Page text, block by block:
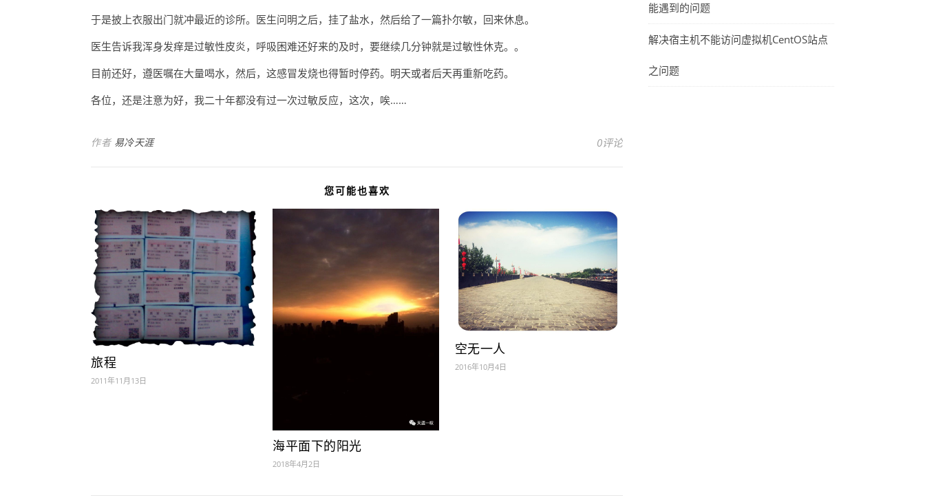
于是披上衣服出门就冲最近的诊所。医生问明之后，挂了盐水，然后给了一篇扑尔敏，回来休息。
医生告诉我浑身发痒是过敏性皮炎，呼吸困难还好来的及时，要继续几分钟就是过敏性休克。。
目前还好，遵医嘱在大量喝水，然后，这感冒发烧也得暂时停药。明天或者后天再重新吃药。
各位，还是注意为好，我二十年都没有过一次过敏反应，这次，唉……
作者 易冷天涯 0评论
您可能也喜欢
旅程
2011年11月13日
海平面下的阳光
2018年4月2日
空无一人
2016年10月4日
能遇到的问题
解决宿主机不能访问虚拟机CentOS站点
之问题